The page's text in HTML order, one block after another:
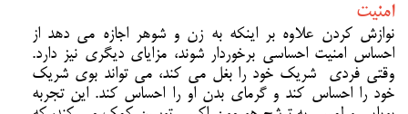
امنیت
نوازش کردن علاوه بر اینکه به زن و شوهر اجازه می دهد از
احساس امنیت احساسی برخوردار شوند، مزایای دیگری نیز دارد.
وقتی فردی شریک خود را بغل می کند، می تواند بوی شریک
خود را احساس کند و گرمای بدن او را احساس کند. این تجربه